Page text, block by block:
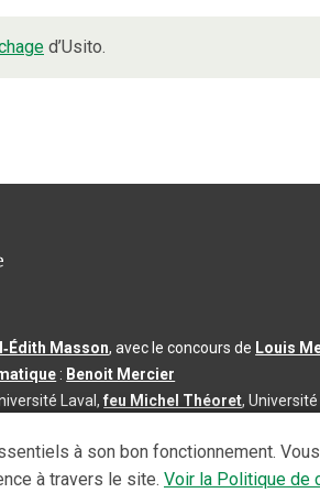
d’Usito.
Masson, avec le concours de Louis
: Benoit Mercier
Laval,feu Michel Théoret,
mise à jour du contenu :2026-08-03
à son bon fonctionnement.
à travers le site. Voir la Politique de